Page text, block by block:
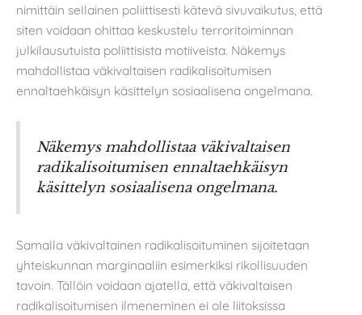
nimittäin sellainen poliittisesti kätevä sivuvaikutus, että
siten voidaan ohittaa keskustelu terroritoiminnan
julkilausutuista poliittisista motiiveista. Näkemys
mahdollistaa väkivaltaisen radikalisoitumisen
ennaltaehkäisyn käsittelyn sosiaalisena ongelmana.
Näkemys mahdollistaa väkivaltaisen
radikalisoitumisen ennaltaehkäisyn
käsittelyn sosiaalisena ongelmana.
Samalla väkivaltainen radikalisoituminen sijoitetaan
yhteiskunnan marginaaliin esimerkiksi rikollisuuden
tavoin. Tällöin voidaan ajatella, että väkivaltaisen
radikalisoitumisen ilmeneminen ei ole liitoksissa